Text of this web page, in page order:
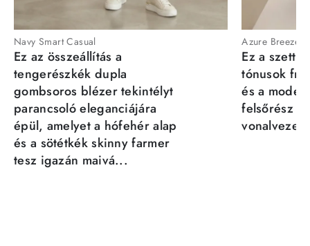
Navy Smart Casual
Ez az összeállítás a
tengerészkék dupla
gombsoros blézer tekintélyt
parancsoló eleganciájára
épül, amelyet a hófehér alap
és a sötétkék skinny farmer
tesz igazán maivá...
Azure Breeze
Ez a szett
tónusok
és a
felsőrész